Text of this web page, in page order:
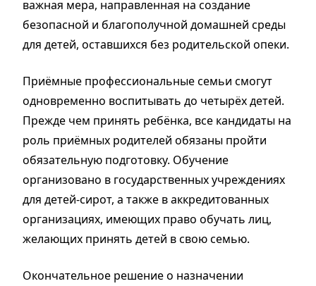
важная мера, направленная на создание
безопасной и благополучной домашней среды
для детей, оставшихся без родительской опеки.
Приёмные профессиональные семьи смогут
одновременно воспитывать до четырёх детей.
Прежде чем принять ребёнка, все кандидаты на
роль приёмных родителей обязаны пройти
обязательную подготовку. Обучение
организовано в государственных учреждениях
для детей-сирот, а также в аккредитованных
организациях, имеющих право обучать лиц,
желающих принять детей в свою семью.
Окончательное решение о назначении